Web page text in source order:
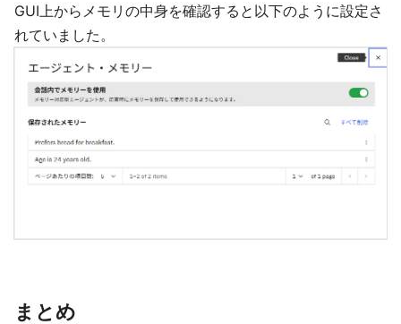
GUI上からメモリの中身を確認すると以下のように設定さ
れていました。
まとめ